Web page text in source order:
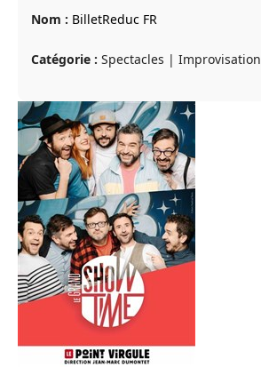
Nom : BilletReduc FR
Catégorie : Spectacles | Improvisation